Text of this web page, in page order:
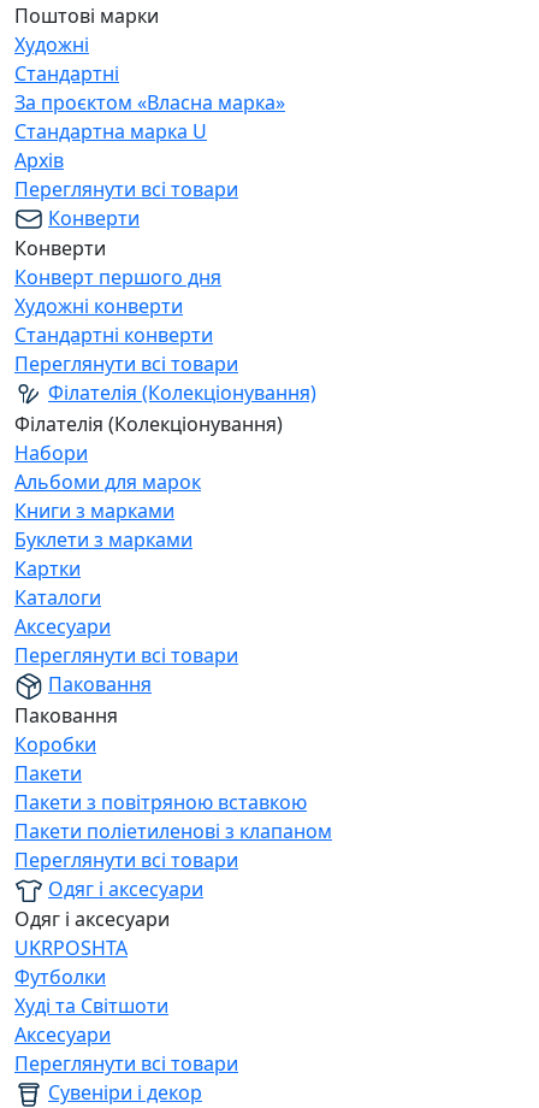
Поштові марки
Художні
Стандартні
За проєктом «Власна марка»
Стандартна марка U
Архів
Переглянути всі товари
Конверти
Конверти
Конверт першого дня
Художні конверти
Стандартні конверти
Переглянути всі товари
Філателія (Колекціонування)
Філателія (Колекціонування)
Набори
Альбоми для марок
Книги з марками
Буклети з марками
Картки
Каталоги
Аксесуари
Переглянути всі товари
Паковання
Паковання
Коробки
Пакети
Пакети з повітряною вставкою
Пакети поліетиленові з клапаном
Переглянути всі товари
Одяг і аксесуари
Одяг і аксесуари
UKRPOSHTA
Футболки
Худі та Світшоти
Аксесуари
Переглянути всі товари
Сувеніри і декор